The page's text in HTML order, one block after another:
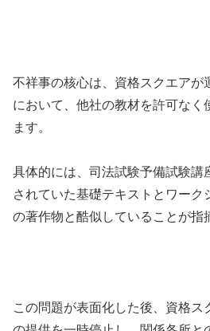
不祥事の核心は、資格スクエアが
において、他社の教材を許可なく
ます。
具体的には、司法試験予備試験講
されていた基礎テキストとワーク
の著作物と酷似していることが指
この問題が表面化した後、資格ス